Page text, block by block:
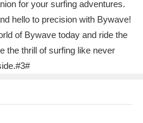
for your surfing adventures.
hello to precision with Bywave!
of Bywave today and ride the
the thrill of surfing like never